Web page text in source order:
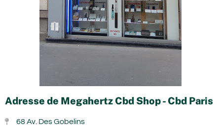
Adresse de Megahertz Cbd Shop - Cbd Paris
68 Av. Des Gobelins